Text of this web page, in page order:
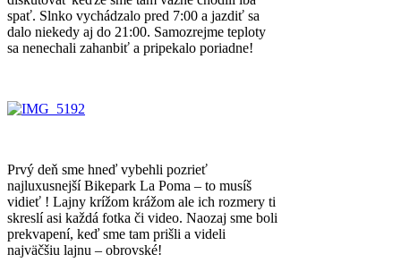
spať. Slnko vychádzalo pred 7:00 a jazdiť sa
dalo niekedy aj do 21:00. Samozrejme teploty
sa nenechali zahanbiť a pripekalo poriadne!
Prvý deň sme hneď vybehli pozrieť
najluxusnejší Bikepark La Poma – to musíš
vidieť ! Lajny krížom krážom ale ich rozmery ti
skreslí asi každá fotka či video. Naozaj sme boli
prekvapení, keď sme tam prišli a videli
najväčšiu lajnu – obrovské!